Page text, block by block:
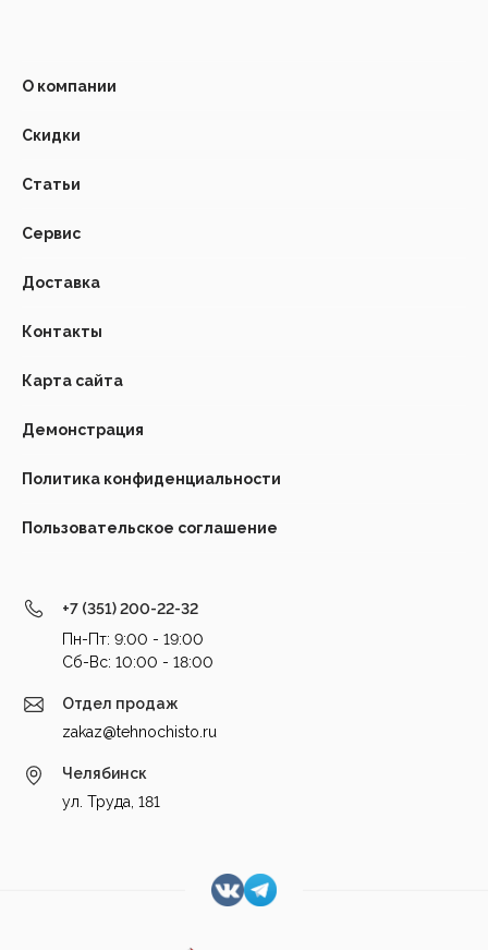
О компании
Скидки
Статьи
Сервис
Доставка
Контакты
Карта сайта
Демонстрация
Политика конфиденциальности
Пользовательское соглашение
+7 (351) 200-22-32
Пн-Пт: 9:00 - 19:00
Cб-Вс: 10:00 - 18:00
Отдел продаж
zakaz@tehnochisto.ru
Челябинск
ул. Труда, 181